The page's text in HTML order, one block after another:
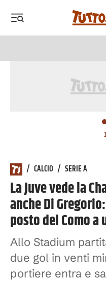
1
/ CALCIO / SERIE A
La Juve vede la
anche Di
posto del Como a
Allo Stadium
due gol in venti
portiere entra e